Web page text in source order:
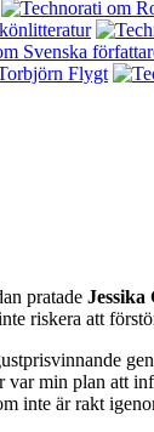
pratade Jessika
riskera att
min plan att
inte är rakt